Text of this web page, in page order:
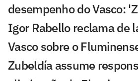
desempenho do Vasco:
Igor Rabello reclama de
Vasco sobre o
Zubeldía assume